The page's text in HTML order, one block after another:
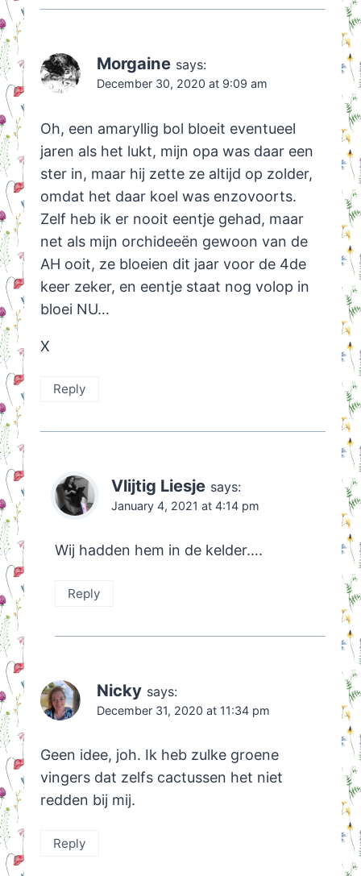
Morgaine says:
December 30, 2020 at 9:09 am
Oh, een amaryllig bol bloeit eventueel
jaren als het lukt, mijn opa was daar een
ster in, maar hij zette ze altijd op zolder,
omdat het daar koel was enzovoorts.
Zelf heb ik er nooit eentje gehad, maar
net als mijn orchideeën gewoon van de
AH ooit, ze bloeien dit jaar voor de 4de
keer zeker, en eentje staat nog volop in
bloei NU…
X
Reply
Vlijtig Liesje says:
January 4, 2021 at 4:14 pm
Wij hadden hem in de kelder….
Reply
Nicky says:
December 31, 2020 at 11:34 pm
Geen idee, joh. Ik heb zulke groene
vingers dat zelfs cactussen het niet
redden bij mij.
Reply